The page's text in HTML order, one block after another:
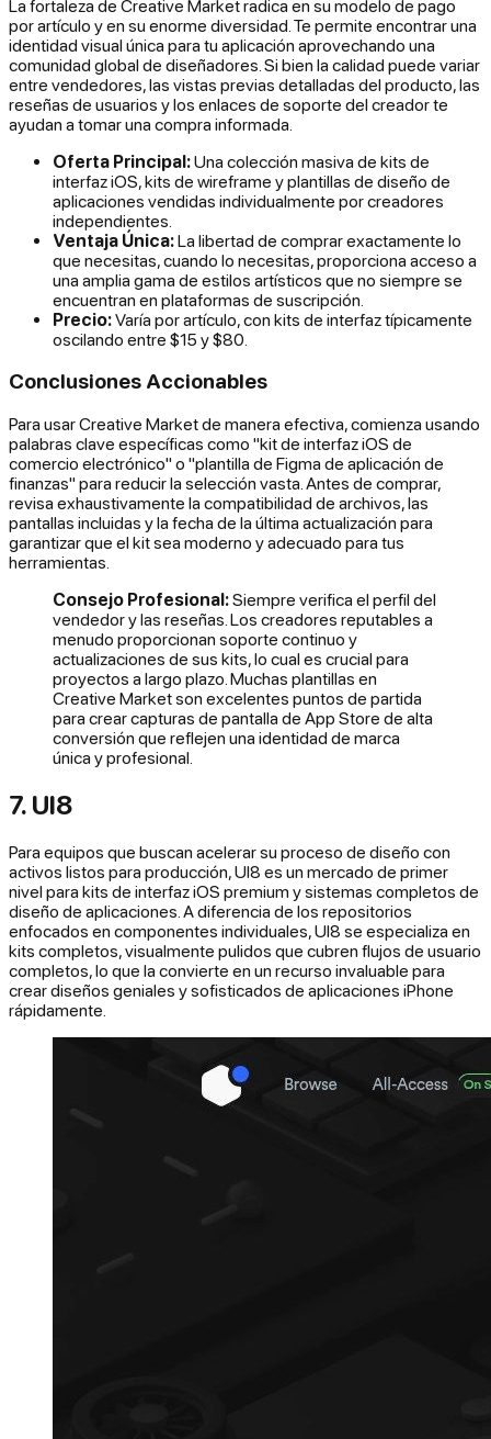
La fortaleza de Creative Market radica en su modelo de pago
por artículo y en su enorme diversidad. Te permite encontrar una
identidad visual única para tu aplicación aprovechando una
comunidad global de diseñadores. Si bien la calidad puede variar
entre vendedores, las vistas previas detalladas del producto, las
reseñas de usuarios y los enlaces de soporte del creador te
ayudan a tomar una compra informada.
Oferta Principal:Una colección masiva de kits de
interfaz iOS, kits de wireframe y plantillas de diseño de
aplicaciones vendidas individualmente por creadores
independientes.
Ventaja Única:La libertad de comprar exactamente lo
que necesitas, cuando lo necesitas, proporciona acceso a
una amplia gama de estilos artísticos que no siempre se
encuentran en plataformas de suscripción.
Precio:Varía por artículo, con kits de interfaz típicamente
oscilando entre $15 y $80.
Conclusiones Accionables
Para usar Creative Market de manera efectiva, comienza usando
palabras clave específicas como "kit de interfaz iOS de
comercio electrónico" o "plantilla de Figma de aplicación de
finanzas" para reducir la selección vasta. Antes de comprar,
revisa exhaustivamente la compatibilidad de archivos, las
pantallas incluidas y la fecha de la última actualización para
garantizar que el kit sea moderno y adecuado para tus
herramientas.
Consejo Profesional:Siempre verifica el perfil del
vendedor y las reseñas. Los creadores reputables a
menudo proporcionan soporte continuo y
actualizaciones de sus kits, lo cual es crucial para
proyectos a largo plazo. Muchas plantillas en
Creative Market son excelentes puntos de partida
para crear capturas de pantalla de App Store de alta
conversión que reflejen una identidad de marca
única y profesional.
7. UI8
Para equipos que buscan acelerar su proceso de diseño con
activos listos para producción, UI8 es un mercado de primer
nivel para kits de interfaz iOS premium y sistemas completos de
diseño de aplicaciones. A diferencia de los repositorios
enfocados en componentes individuales, UI8 se especializa en
kits completos, visualmente pulidos que cubren flujos de usuario
completos, lo que la convierte en un recurso invaluable para
crear diseños geniales y sofisticados de aplicaciones iPhone
rápidamente.